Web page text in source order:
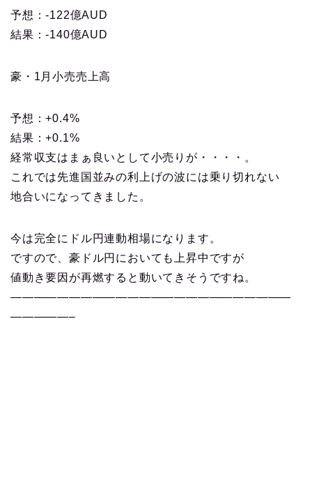
予想：-122億AUD
結果：-140億AUD
豪・1月小売売上高
予想：+0.4%
結果：+0.1%
経常収支はまぁ良いとして小売りが・・・・。
これでは先進国並みの利上げの波には乗り切れない
地合いになってきました。
今は完全にドル円連動相場になります。
ですので、豪ドル円においても上昇中ですが
値動き要因が再燃すると動いてきそうですね。
————————————————————————
—————–